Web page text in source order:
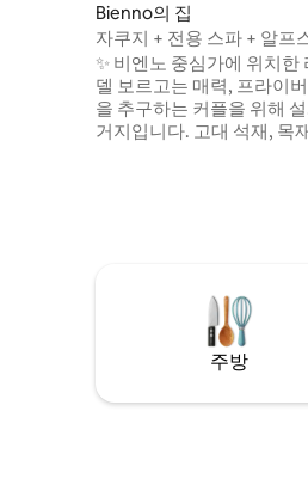
Bienno의 집
자쿠지 + 전용 스파 + 알프
홈
✨ 비엔노 중심가에 위치한
델 보르고는 매력, 프라이
을 추구하는 커플을 위해
거지입니다. 고대 석재, 목
로맨틱한 휴가, 웰니스 주
주방